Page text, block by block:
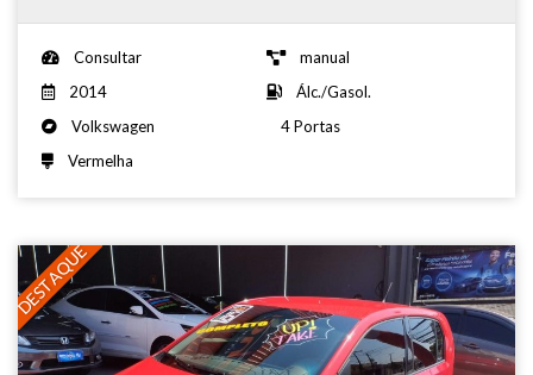
Consultar
manual
2014
Álc./Gasol.
Volkswagen
4 Portas
Vermelha
DESTAQUE